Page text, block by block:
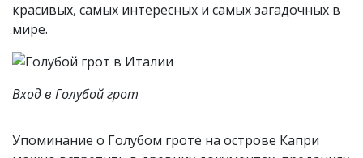
красивых, самых интересных и самых загадочных в
мире.
Вход в Голубой грот
Упоминание о Голубом гроте на острове Капри